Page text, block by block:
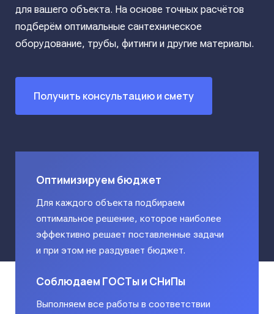
для вашего объекта. На основе точных расчётов
подберём оптимальные сантехническое
оборудование, трубы, фитинги и другие материалы.
Получить консультацию и смету
Оптимизируем бюджет
Для каждого объекта подбираем
оптимальное решение, которое наиболее
эффективно решает поставленные задачи
и при этом не раздувает бюджет.
Соблюдаем ГОСТы и СНиПы
Выполняем все работы в соответствии